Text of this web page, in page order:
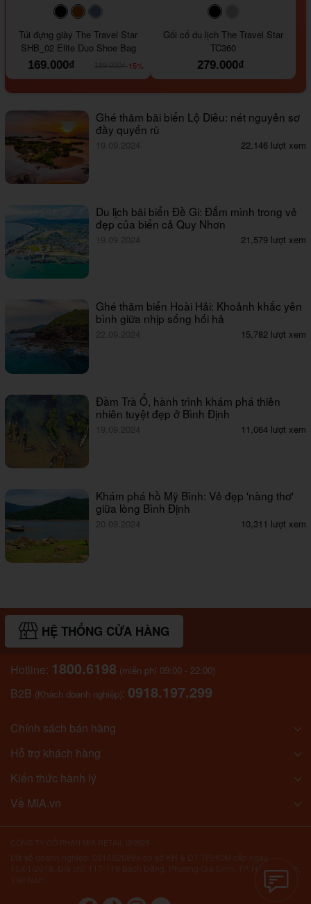
#000000#964B00
Túi đựng giày The Travel Star
SHB_02 Elite Duo Shoe Bag
169.000₫
-15%
#000000
Gối cổ du lịch The Travel Star
TC360
279.000₫
Ghé thăm bãi biển Lộ Diêu: nét nguyên sơ
đầy quyến rũ
19.09.2024 22,146 lượt xem
Du lịch bãi biển Đề Gi: Đắm mình trong vẻ
đẹp của biển cả Quy Nhơn
19.09.2024 21,579 lượt xem
Ghé thăm biển Hoài Hải: Khoảnh khắc yên
bình giữa nhịp sống hối hả
22.09.2024 15,782 lượt xem
Đầm Trà Ổ, hành trình khám phá thiên
nhiên tuyệt đẹp ở Bình Định
19.09.2024 11,064 lượt xem
Khám phá hồ Mỹ Bình: Vẻ đẹp 'nàng thơ'
giữa lòng Bình Định
20.09.2024 10,311 lượt xem
HỆ THỐNG CỬA HÀNG
Hotline: 1800.6198 (miễn phí 09:00 - 22:00)
B2B (Khách doanh nghiệp): 0918.197.299
Chính sách bán hàng
Hỗ trợ khách hàng
Kiến thức hành lý
Về MIA.vn
10/01/2018. Địa chỉ: 117-119 Bạch Đằng, Phường Gia Định, TP. Hồ Chí Minh,